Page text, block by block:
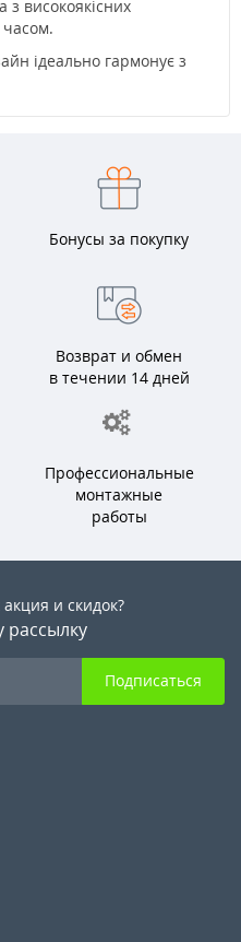
з високоякісних
часом.
ідеально гармонує з
Бонусы за покупку
Возврат и обмен
в течении 14 дней
Профессиональные
монтажные
работы
и скидок?
Подписаться